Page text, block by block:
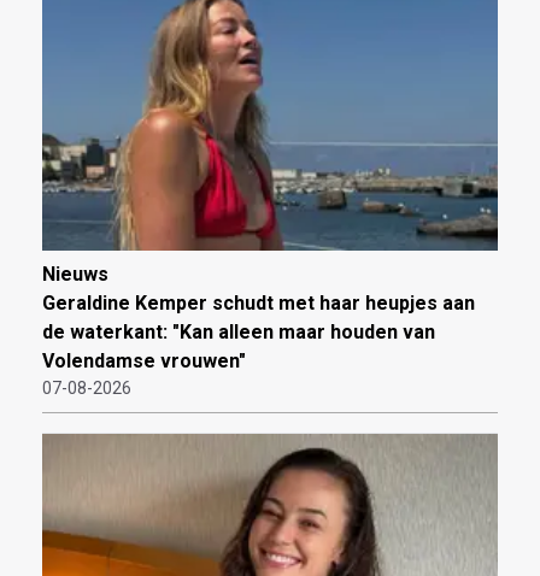
Nieuws
Geraldine Kemper schudt met haar heupjes aan
de waterkant: "Kan alleen maar houden van
Volendamse vrouwen"
07-08-2026